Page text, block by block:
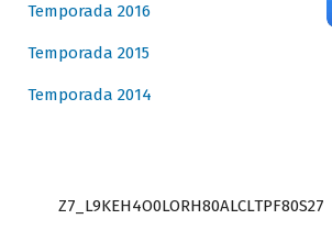
Temporada 2016
Temporada 2015
Temporada 2014
Z7_L9KEH4O0LORH80ALCLTPF80S27